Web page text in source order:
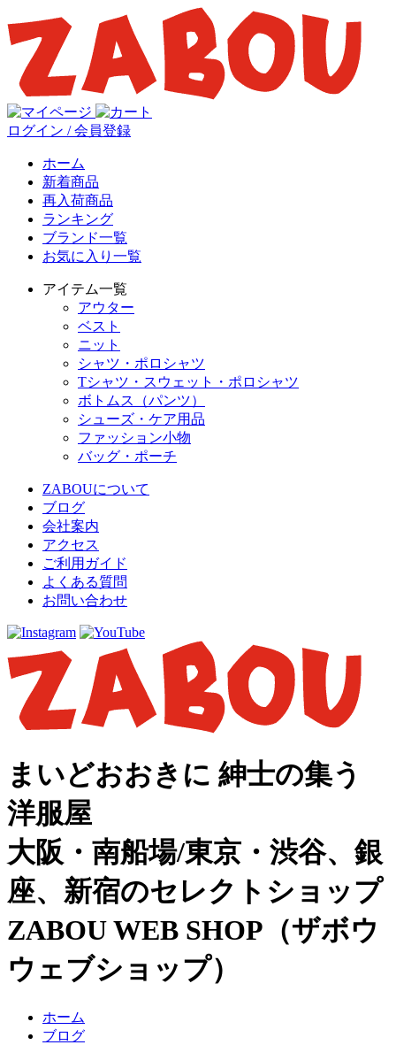
ログイン / 会員登録
ホーム
新着商品
再入荷商品
ランキング
ブランド一覧
お気に入り一覧
アイテム一覧
アウター
ベスト
ニット
シャツ・ポロシャツ
Tシャツ・スウェット・ポロシャツ
ボトムス（パンツ）
シューズ・ケア用品
ファッション小物
バッグ・ポーチ
ZABOUについて
ブログ
会社案内
アクセス
ご利用ガイド
よくある質問
お問い合わせ
まいどおおきに 紳士の集う
洋服屋
大阪・南船場/東京・渋谷、銀
座、新宿のセレクトショップ
ZABOU WEB SHOP（ザボウ
ウェブショップ）
ホーム
ブログ